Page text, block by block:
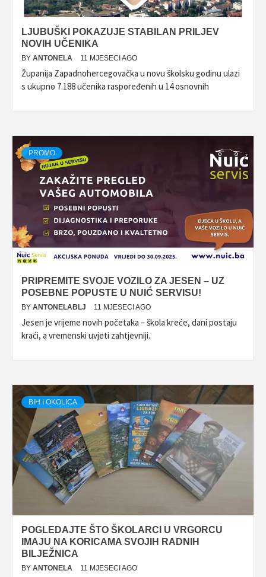
LJUBUŠKI POKAZUJE STABILAN PRILJEV
NOVIH UČENIKA
BY ANTONELA 11 MJESECI AGO
Županija Zapadnohercegovačka u novu školsku godinu ulazi
s ukupno 7.188 učenika raspoređenih u 14 osnovnih
PROMO
PRIPREMITE SVOJE VOZILO ZA JESEN – UZ
POSEBNE POPUSTE U NUIĆ SERVISU!
BY ANTONELABLJ 11 MJESECI AGO
Jesen je vrijeme novih početaka – škola kreće, dani postaju
kraći, a vremenski uvjeti zahtjevniji.
BIH I OKOLICA
POGLEDAJTE ŠTO ŠKOLARCI U VRGORCU
IMAJU NA KORICAMA SVOJIH RADNIH
BILJEŽNICA
BY ANTONELA 11 MJESECI AGO